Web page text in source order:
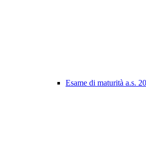
Esame di maturità a.s.